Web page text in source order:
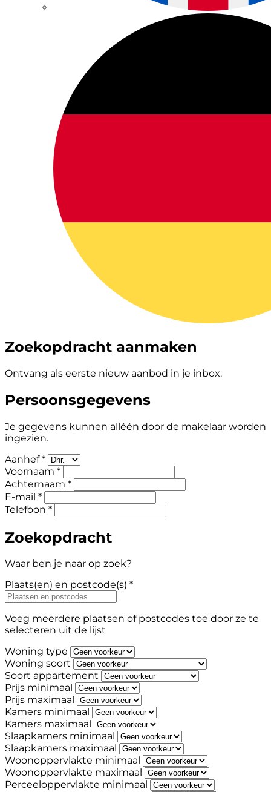
Zoekopdracht aanmaken
Ontvang als eerste nieuw aanbod in je inbox.
Persoonsgegevens
Je gegevens kunnen alléén door de makelaar worden
ingezien.
Aanhef *
Voornaam *
Achternaam *
E-mail *
Telefoon *
Zoekopdracht
Waar ben je naar op zoek?
Plaats(en) en postcode(s) *
Voeg meerdere plaatsen of postcodes toe door ze te
selecteren uit de lijst
Woning type
Woning soort
Soort appartement
Prijs minimaal
Prijs maximaal
Kamers minimaal
Kamers maximaal
Slaapkamers minimaal
Slaapkamers maximaal
Woonoppervlakte minimaal
Woonoppervlakte maximaal
Perceeloppervlakte minimaal